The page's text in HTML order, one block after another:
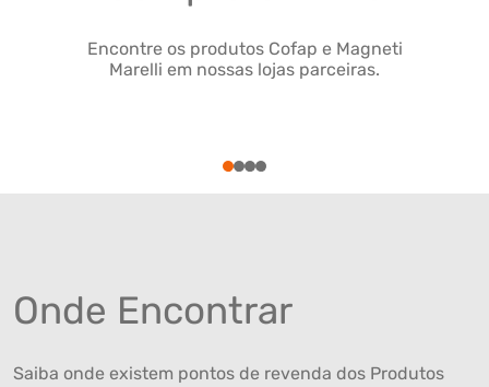
Encontre os produtos Cofap e Magneti
Marelli em nossas lojas parceiras.
1234
Onde Encontrar
Saiba onde existem pontos de revenda dos Produtos